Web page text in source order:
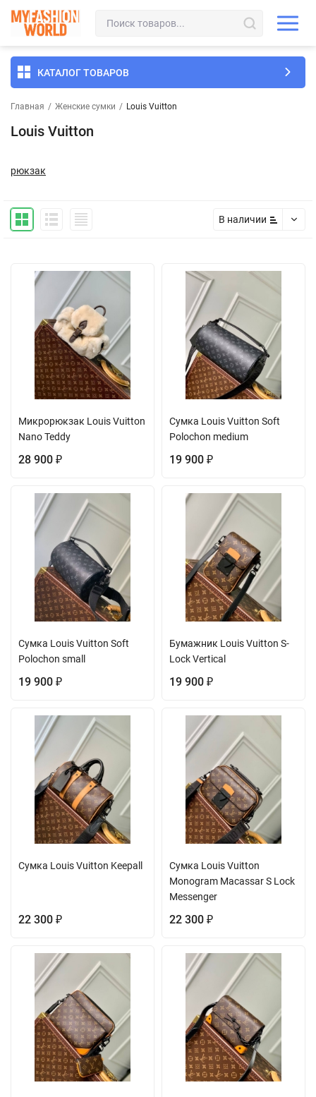
КАТАЛОГ ТОВАРОВ
Главная / Женские сумки / Louis Vuitton
Louis Vuitton
рюкзак
В наличии
Микрорюкзак Louis Vuitton
Nano Teddy
28 900 ₽
Сумка Louis Vuitton Soft
Polochon medium
19 900 ₽
Сумка Louis Vuitton Soft
Polochon small
19 900 ₽
Бумажник Louis Vuitton S-
Lock Vertical
19 900 ₽
Сумка Louis Vuitton Keepall
22 300 ₽
Сумка Louis Vuitton
Monogram Macassar S Lock
Messenger
22 300 ₽